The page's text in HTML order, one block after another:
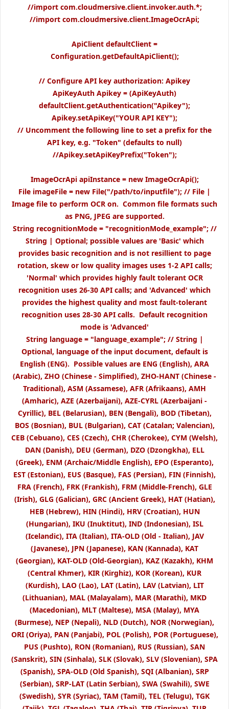
//import com.cloudmersive.client.invoker.auth.*;
//import com.cloudmersive.client.ImageOcrApi;
ApiClient defaultClient =
Configuration.getDefaultApiClient();
// Configure API key authorization: Apikey
ApiKeyAuth Apikey = (ApiKeyAuth)
defaultClient.getAuthentication("Apikey");
Apikey.setApiKey("YOUR API KEY");
// Uncomment the following line to set a prefix for the
API key, e.g. "Token" (defaults to null)
//Apikey.setApiKeyPrefix("Token");
ImageOcrApi apiInstance = new ImageOcrApi();
File imageFile = new File("/path/to/inputfile"); // File |
Image file to perform OCR on. Common file formats such
as PNG, JPEG are supported.
String recognitionMode = "recognitionMode_example"; //
String | Optional; possible values are 'Basic' which
provides basic recognition and is not resillient to page
rotation, skew or low quality images uses 1-2 API calls;
'Normal' which provides highly fault tolerant OCR
recognition uses 26-30 API calls; and 'Advanced' which
provides the highest quality and most fault-tolerant
recognition uses 28-30 API calls. Default recognition
mode is 'Advanced'
String language = "language_example"; // String |
Optional, language of the input document, default is
English (ENG). Possible values are ENG (English), ARA
(Arabic), ZHO (Chinese - Simplified), ZHO-HANT (Chinese -
Traditional), ASM (Assamese), AFR (Afrikaans), AMH
(Amharic), AZE (Azerbaijani), AZE-CYRL (Azerbaijani -
Cyrillic), BEL (Belarusian), BEN (Bengali), BOD (Tibetan),
BOS (Bosnian), BUL (Bulgarian), CAT (Catalan; Valencian),
CEB (Cebuano), CES (Czech), CHR (Cherokee), CYM (Welsh),
DAN (Danish), DEU (German), DZO (Dzongkha), ELL
(Greek), ENM (Archaic/Middle English), EPO (Esperanto),
EST (Estonian), EUS (Basque), FAS (Persian), FIN (Finnish),
FRA (French), FRK (Frankish), FRM (Middle-French), GLE
(Irish), GLG (Galician), GRC (Ancient Greek), HAT (Hatian),
HEB (Hebrew), HIN (Hindi), HRV (Croatian), HUN
(Hungarian), IKU (Inuktitut), IND (Indonesian), ISL
(Icelandic), ITA (Italian), ITA-OLD (Old - Italian), JAV
(Javanese), JPN (Japanese), KAN (Kannada), KAT
(Georgian), KAT-OLD (Old-Georgian), KAZ (Kazakh), KHM
(Central Khmer), KIR (Kirghiz), KOR (Korean), KUR
(Kurdish), LAO (Lao), LAT (Latin), LAV (Latvian), LIT
(Lithuanian), MAL (Malayalam), MAR (Marathi), MKD
(Macedonian), MLT (Maltese), MSA (Malay), MYA
(Burmese), NEP (Nepali), NLD (Dutch), NOR (Norwegian),
ORI (Oriya), PAN (Panjabi), POL (Polish), POR (Portuguese),
PUS (Pushto), RON (Romanian), RUS (Russian), SAN
(Sanskrit), SIN (Sinhala), SLK (Slovak), SLV (Slovenian), SPA
(Spanish), SPA-OLD (Old Spanish), SQI (Albanian), SRP
(Serbian), SRP-LAT (Latin Serbian), SWA (Swahili), SWE
(Swedish), SYR (Syriac), TAM (Tamil), TEL (Telugu), TGK